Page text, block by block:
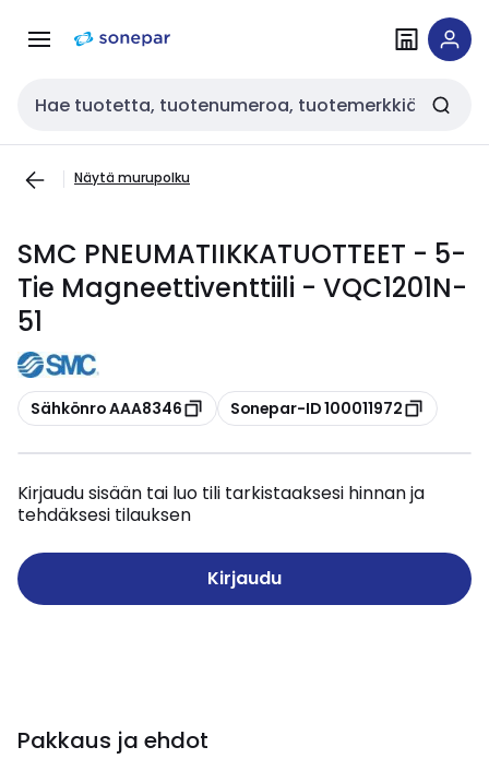
navigointiinsisältöön
Haku
Näytä murupolku
SMC PNEUMATIIKKATUOTTEET - 5-
Tie Magneettiventtiili - VQC1201N-
51
Kopioi
Sähkönro AAA8346 Kopioi
Sonepar-ID 100011972
Kirjaudu sisään tai luo tili tarkistaaksesi hinnan ja
tehdäksesi tilauksen
Kirjaudu
Pakkaus ja ehdot